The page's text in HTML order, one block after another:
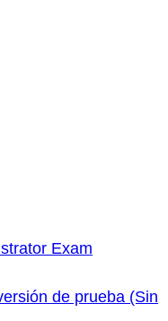
Exam
de prueba (Sin